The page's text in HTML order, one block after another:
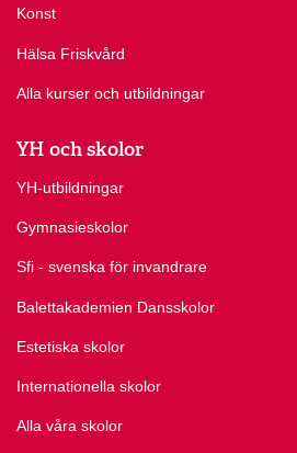
Konst
Hälsa Friskvård
Alla kurser och utbildningar
YH och skolor
YH-utbildningar
Gymnasieskolor
Sfi - svenska för invandrare
Balettakademien Dansskolor
Estetiska skolor
Internationella skolor
Alla våra skolor